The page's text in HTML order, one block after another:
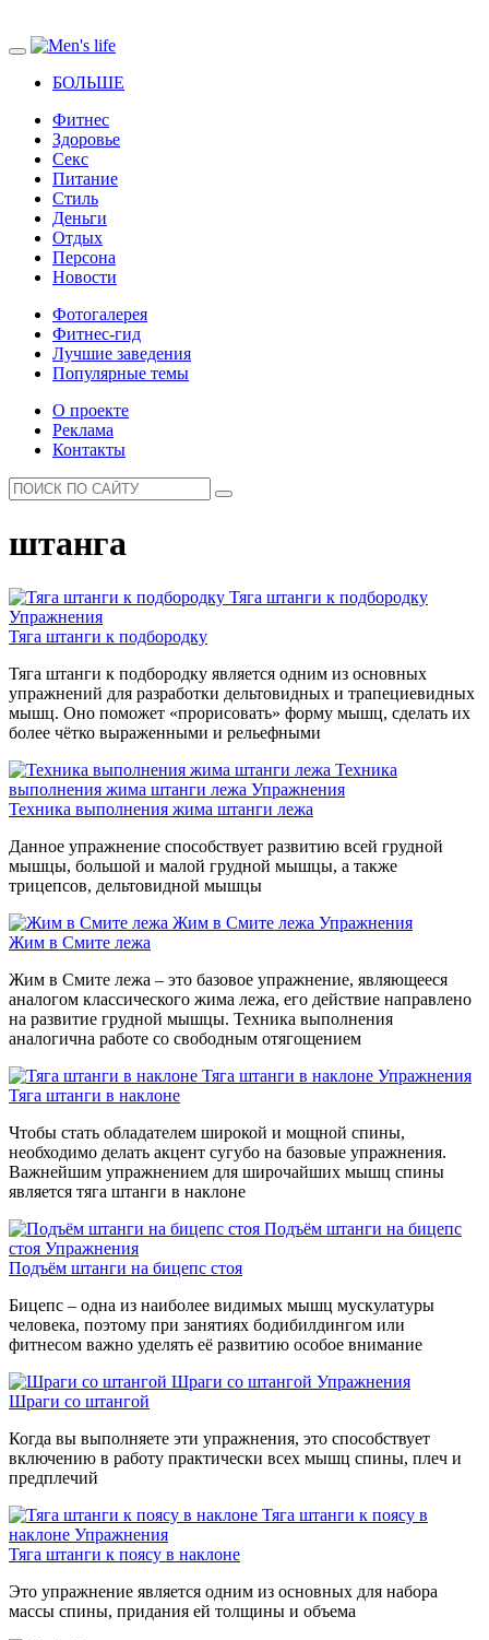
БОЛЬШЕ
Фитнес
Здоровье
Секс
Питание
Стиль
Деньги
Отдых
Персона
Новости
Фотогалерея
Фитнес-гид
Лучшие заведения
Популярные темы
О проекте
Реклама
Контакты
штанга
Тяга штанги к подбородку
Упражнения
Тяга штанги к подбородку
Тяга штанги к подбородку является одним из основных
упражнений для разработки дельтовидных и трапециевидных
мышц. Оно поможет «прорисовать» форму мышц, сделать их
более чётко выраженными и рельефными
Техника
выполнения жима штанги лежа Упражнения
Техника выполнения жима штанги лежа
Данное упражнение способствует развитию всей грудной
мышцы, большой и малой грудной мышцы, а также
трицепсов, дельтовидной мышцы
Жим в Смите лежа Упражнения
Жим в Смите лежа
Жим в Смите лежа – это базовое упражнение, являющееся
аналогом классического жима лежа, его действие направлено
на развитие грудной мышцы. Техника выполнения
аналогична работе со свободным отягощением
Тяга штанги в наклоне Упражнения
Тяга штанги в наклоне
Чтобы стать обладателем широкой и мощной спины,
необходимо делать акцент сугубо на базовые упражнения.
Важнейшим упражнением для широчайших мышц спины
является тяга штанги в наклоне
Подъём штанги на бицепс
стоя Упражнения
Подъём штанги на бицепс стоя
Бицепс – одна из наиболее видимых мышц мускулатуры
человека, поэтому при занятиях бодибилдингом или
фитнесом важно уделять её развитию особое внимание
Шраги со штангой Упражнения
Шраги со штангой
Когда вы выполняете эти упражнения, это способствует
включению в работу практически всех мышц спины, плеч и
предплечий
Тяга штанги к поясу в
наклоне Упражнения
Тяга штанги к поясу в наклоне
Это упражнение является одним из основных для набора
массы спины, придания ей толщины и объема